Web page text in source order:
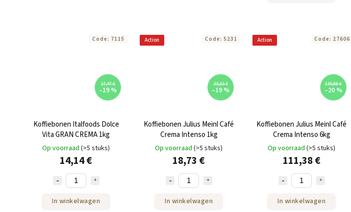
17,47 €
–19 %
Koffiebonen Italfoods Dolce
Vita GRAN CREMA 1kg
Op voorraad (>5 stuks)
14,14 €
In winkelwagen
Code: 7115 Action
23,32 €
–19 %
Koffiebonen Julius Meinl Café
Crema Intenso 1kg
Op voorraad (>5 stuks)
18,73 €
In winkelwagen
Code: 5231 Action
139,88 €
–20 %
Koffiebonen Julius Meinl Café
Crema Intenso 6kg
Op voorraad (>5 stuks)
111,38 €
In winkelwagen
Code: 27606